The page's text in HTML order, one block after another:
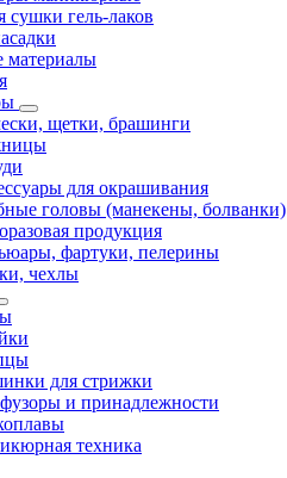
гель-лаков
материалы
щетки, брашинги
для окрашивания
головы (манекены, болванки)
продукция
фартуки, пелерины
чехлы
для стрижки
и принадлежности
техника